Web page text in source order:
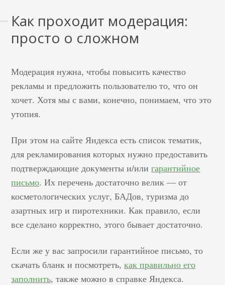
Как проходит модерация:
просто о сложном
Модерация нужна, чтобы повысить качество
рекламы и предложить пользователю то, что он
хочет. Хотя мы с вами, конечно, понимаем, что это
утопия.
При этом на сайте Яндекса есть список тематик,
для рекламирования которых нужно предоставить
подтверждающие документы и/илигарантийное
письмо. Их перечень достаточно велик — от
косметологических услуг, БАДов, туризма до
азартных игр и пиротехники. Как правило, если
все сделано корректно, этого бывает достаточно.
Если же у вас запросили гарантийное письмо, то
скачать бланк и посмотреть,как правильно его
заполнить, также можно в справке Яндекса.